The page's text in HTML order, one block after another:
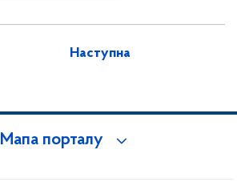
Наступна
Мапа порталу